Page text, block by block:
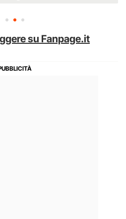
su Fanpage.it